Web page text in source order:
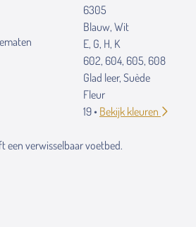
6305
Blauw, Wit
E, G, H, K
602, 604, 605, 608
Glad leer, Suède
Fleur
19 • Bekijk kleuren
een verwisselbaar voetbed.